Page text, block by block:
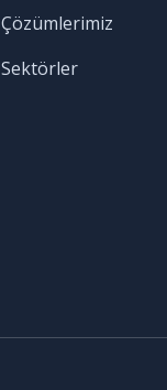
Çözümlerimiz
Sektörler